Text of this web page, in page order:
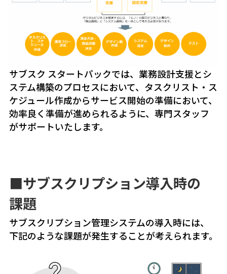
サブスク スタートパックでは、業務設計支援とシ
ステム構築のプロセスにおいて、タスクリスト・ス
ケジュール作成からサービス開始の準備において、
効率良く準備が進められるように、専門スタッフ
がサポートいたします。
■サブスクリプション導入時の
課題
サブスクリプション管理システムの導入時には、
下記のような課題が発生することが考えられます。